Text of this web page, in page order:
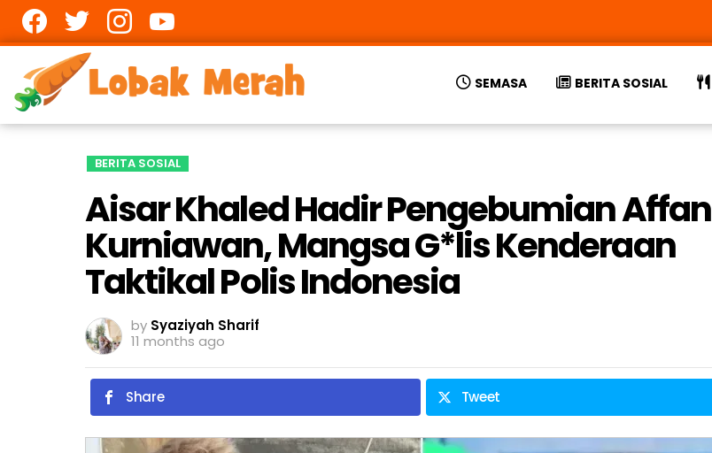
SEMASA BERITA SOSIAL
BERITA SOSIAL
Aisar Khaled Hadir Pengebumian Affan
Kurniawan, Mangsa G*lis Kenderaan
Taktikal Polis Indonesia
by Syaziyah Sharif
11 months ago
Share Tweet